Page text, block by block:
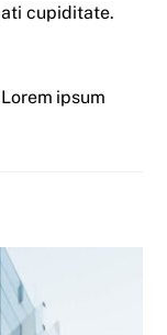
cupiditate.
Lorem ipsum